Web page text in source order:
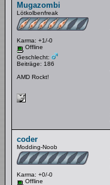
Mugazombi
Lötkolbenfreak
Karma: +1/-0
Offline
Geschlecht:
Beiträge: 186
AMD Rockt!
coder
Modding-Noob
Karma: +0/-0
Offline